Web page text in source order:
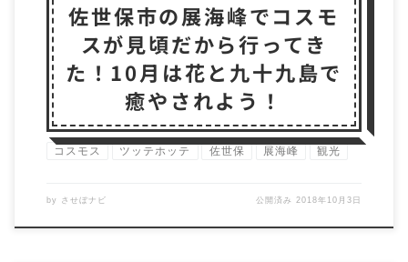
佐世保市の展海峰でコスモ
スが見頃だから行ってき
た！10月は花と九十九島で
癒やされよう！
コスモス ツッテホッテ 佐世保 展海峰 観光
by させぼナビ 公開済み2018年10月3日